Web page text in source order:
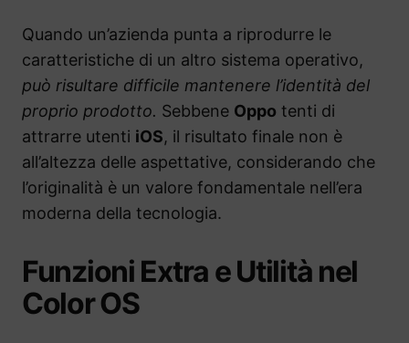
Quando un’azienda punta a riprodurre le
caratteristiche di un altro sistema operativo,
può risultare difficile mantenere l’identità del
proprio prodotto. Sebbene Oppo tenti di
attrarre utenti iOS, il risultato finale non è
all’altezza delle aspettative, considerando che
l’originalità è un valore fondamentale nell’era
moderna della tecnologia.
Funzioni Extra e Utilità nel
Color OS